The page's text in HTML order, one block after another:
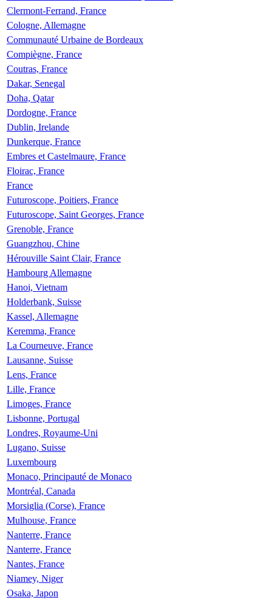
Clermont-Ferrand, France
Cologne, Allemagne
Communauté Urbaine de Bordeaux
Compiègne, France
Coutras, France
Dakar, Senegal
Doha, Qatar
Dordogne, France
Dublin, Irelande
Dunkerque, France
Embres et Castelmaure, France
Floirac, France
France
Futuroscope, Poitiers, France
Futuroscope, Saint Georges, France
Grenoble, France
Guangzhou, Chine
Hérouville Saint Clair, France
Hambourg Allemagne
Hanoi, Vietnam
Holderbank, Suisse
Kassel, Allemagne
Keremma, France
La Courneuve, France
Lausanne, Suisse
Lens, France
Lille, France
Limoges, France
Lisbonne, Portugal
Londres, Royaume-Uni
Lugano, Suisse
Luxembourg
Monaco, Principauté de Monaco
Montréal, Canada
Morsiglia (Corse), France
Mulhouse, France
Nanterre, France
Nanterre, France
Nantes, France
Niamey, Niger
Osaka, Japon